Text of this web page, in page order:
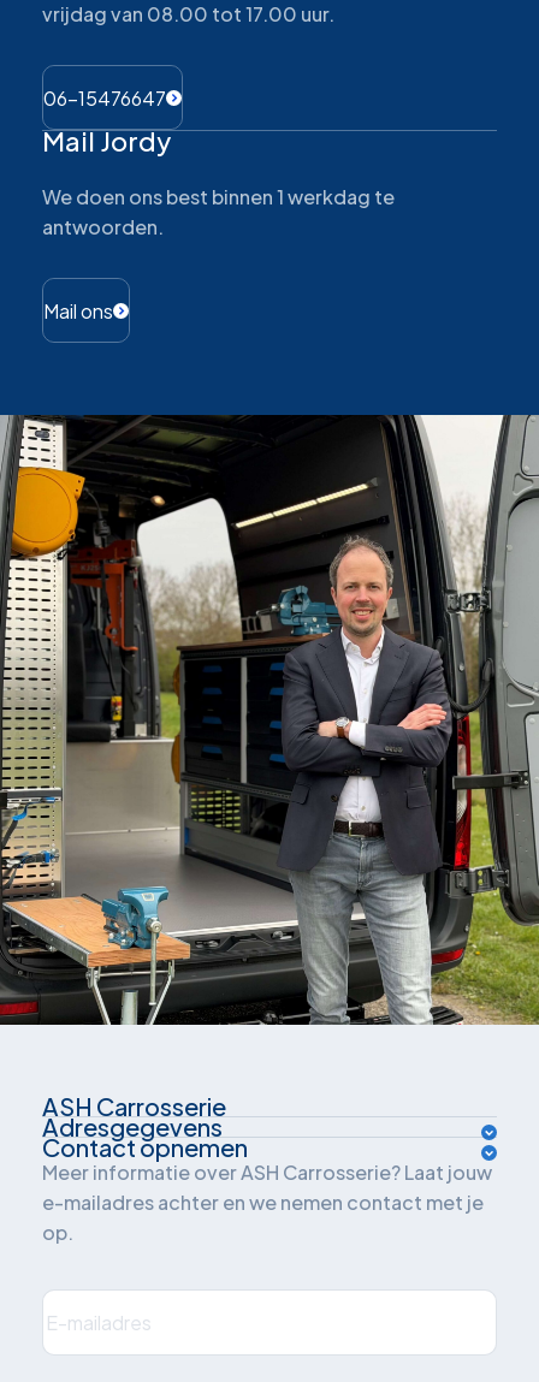
vrijdag van 08.00 tot 17.00 uur.
06-15476647
Mail Jordy
We doen ons best binnen 1 werkdag te
antwoorden.
Mail ons
ASH Carrosserie
Over ons
Inrichtingsadvies
Oplossingen
Branches
Projecten
Adresgegevens
Van der Waalsweg 1
3241 ME Middelharnis
Contact opnemen
Meer informatie over ASH Carrosserie? Laat jouw
e-mailadres achter en we nemen contact met je
op.
E-
mailadres(Vereist)